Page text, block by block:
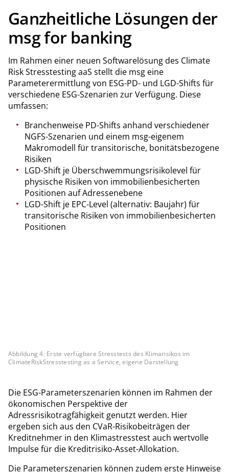
Ganzheitliche Lösungen der
msg for banking
Im Rahmen einer neuen Softwarelösung des Climate
Risk Stresstesting aaS stellt die msg eine
Parameterermittlung von ESG-PD- und LGD-Shifts für
verschiedene ESG-Szenarien zur Verfügung. Diese
umfassen:
Branchenweise PD-Shifts anhand verschiedener
NGFS-Szenarien und einem msg-eigenem
Makromodell für transitorische, bonitätsbezogene
Risiken
LGD-Shift je Überschwemmungsrisikolevel für
physische Risiken von immobilienbesicherten
Positionen auf Adressenebene
LGD-Shift je EPC-Level (alternativ: Baujahr) für
transitorische Risiken von immobilienbesicherten
Positionen
Abbildung 4: Erste verfügbare Stresstests des Klimarisikos im
ClimateRiskStresstesting as a Service, eigene Darstellung
Die ESG-Parameterszenarien können im Rahmen der
ökonomischen Perspektive der
Adressrisikotragfähigkeit genutzt werden. Hier
ergeben sich aus den CVaR-Risikobeiträgen der
Kreditnehmer in den Klimastresstest auch wertvolle
Impulse für die Kreditrisiko-Asset-Allokation.
Die Parameterszenarien können zudem erste Hinweise